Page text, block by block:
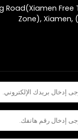
Road(Xiamen
Zone), Xiamen,